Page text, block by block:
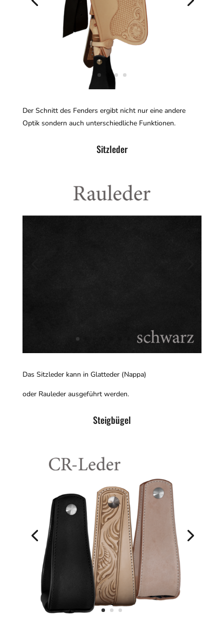
Der Schnitt des Fenders ergibt nicht nur eine andere
Optik sondern auch unterschiedliche Funktionen.
Sitzleder
Das Sitzleder kann in Glatteder (Nappa)
oder Rauleder ausgeführt werden.
Steigbügel